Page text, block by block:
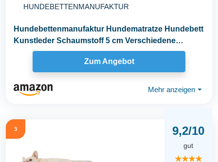
HUNDEBETTENMANUFAKTUR
Hundebettenmanufaktur Hundematratze Hundebett
Kunstleder Schaumstoff 5 cm Verschiedene
Größen und...
Zum Angebot
Mehr anzeigen ⏷
3 9,2/10
gut
★★★★